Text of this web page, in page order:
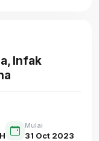
Infak
Mulai
31 Oct 2023